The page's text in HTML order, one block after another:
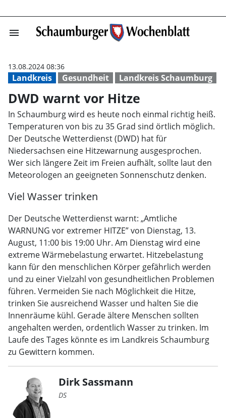
menu DWD warnt vor
Landkreis Gesundheit Landkreis Schaumburg
13.08.2024 08:36
DWD warnt vor Hitze
In Schaumburg wird es heute noch einmal richtig heiß.
Temperaturen von bis zu 35 Grad sind örtlich möglich.
Der Deutsche Wetterdienst (DWD) hat für
Niedersachsen eine Hitzewarnung ausgesprochen.
Wer sich längere Zeit im Freien aufhält, sollte laut den
Meteorologen an geeigneten Sonnenschutz denken.
Viel Wasser trinken
Der Deutsche Wetterdienst warnt: „Amtliche
WARNUNG vor extremer HITZE” von Dienstag, 13.
August, 11:00 bis 19:00 Uhr. Am Dienstag wird eine
extreme Wärmebelastung erwartet. Hitzebelastung
kann für den menschlichen Körper gefährlich werden
und zu einer Vielzahl von gesundheitlichen Problemen
führen. Vermeiden Sie nach Möglichkeit die Hitze,
trinken Sie ausreichend Wasser und halten Sie die
Innenräume kühl. Gerade ältere Menschen sollten
angehalten werden, ordentlich Wasser zu trinken. Im
Laufe des Tages könnte es im Landkreis Schaumburg
zu Gewittern kommen.
Dirk Sassmann
DS